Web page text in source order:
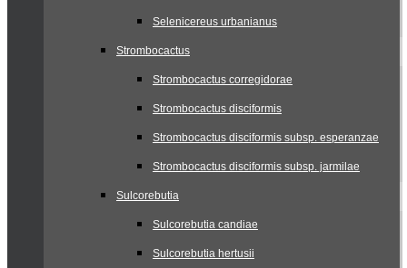
Selenicereus urbanianus
Strombocactus
Strombocactus corregidorae
Strombocactus disciformis
Strombocactus disciformis subsp. esperanzae
Strombocactus disciformis subsp. jarmilae
Sulcorebutia
Sulcorebutia candiae
Sulcorebutia hertusii